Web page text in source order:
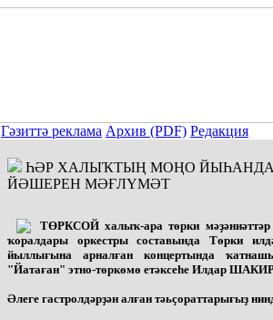
Гәзиттә реклама Архив (PDF) Редакция
ҺӘР ХАЛЫҠТЫҢ МОҢО
ЙӘШЕРЕН МӘҒЛҮМӘТ
ТӨРКСОЙ халыҡ-ара төрки
ҡоралдары оркестры составында Төрки
йыллығына арналған концертында
"Йатаған" этно-төркөмө етәксеһе Илдар ШАКИР
Әлеге гастролдәрҙән алған тәьҫораттарығыҙ